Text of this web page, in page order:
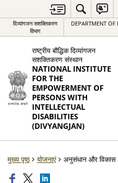
दिव्यांगजन सशक्तिकरण
विभाग
DEPARTMENT OF
राष्ट्रीय बौद्धिक दिव्यांगजन
सशक्तिकरण संस्थान
NATIONAL INSTITUTE
FOR THE
EMPOWERMENT OF
PERSONS WITH
INTELLECTUAL
DISABILITIES
(DIVYANGJAN)
मुख्य पृष्ठ योजनाएं अनुसंधान और विकास